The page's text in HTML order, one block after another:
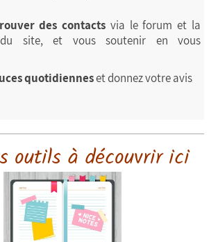
des contacts via le forum et la
du site, et vous soutenir en vous
quotidienneset donnez votre avis
outils à découvrir ici